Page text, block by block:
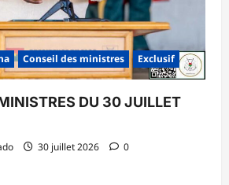
Conseil des ministres Exclusif
DU 30 JUILLET
30 juillet 2026 0